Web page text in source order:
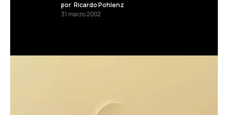
por Ricardo Pohlenz
31 marzo 2002